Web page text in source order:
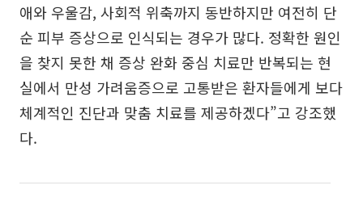
애와 우울감, 사회적 위축까지 동반하지만 여전히 단
순 피부 증상으로 인식되는 경우가 많다. 정확한 원인
을 찾지 못한 채 증상 완화 중심 치료만 반복되는 현
실에서 만성 가려움증으로 고통받은 환자들에게 보다
체계적인 진단과 맞춤 치료를 제공하겠다”고 강조했
다.